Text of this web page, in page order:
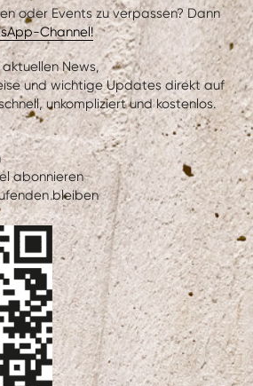
oder Events zu verpassen? Dann
Channel!
News,
und wichtige Updates direkt auf
unkompliziert und kostenlos.
abonnieren
bleiben